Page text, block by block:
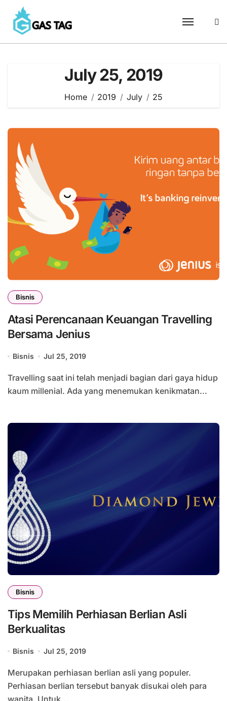
content
July 25, 2019
Home 2019 July 25
Bisnis
Atasi Perencanaan Keuangan Travelling
Bersama Jenius
Bisnis Jul 25, 2019
Travelling saat ini telah menjadi bagian dari gaya hidup
kaum millenial. Ada yang menemukan kenikmatan...
Bisnis
Tips Memilih Perhiasan Berlian Asli
Berkualitas
Bisnis Jul 25, 2019
Merupakan perhiasan berlian asli yang populer.
Perhiasan berlian tersebut banyak disukai oleh para